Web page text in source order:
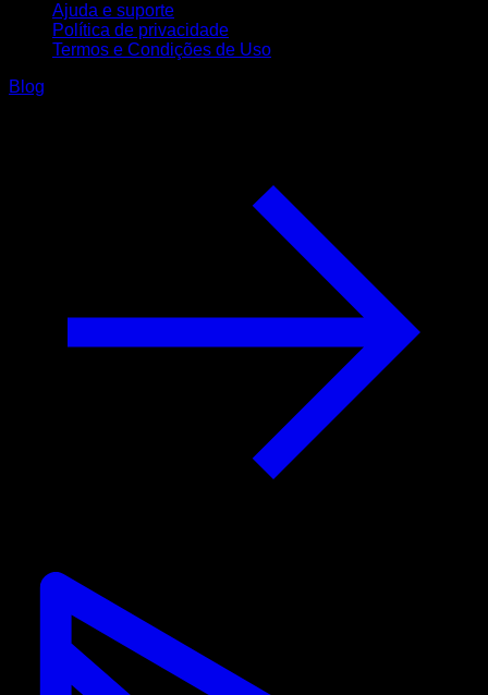
Ajuda e suporte
Política de privacidade
Termos e Condições de Uso
Blog